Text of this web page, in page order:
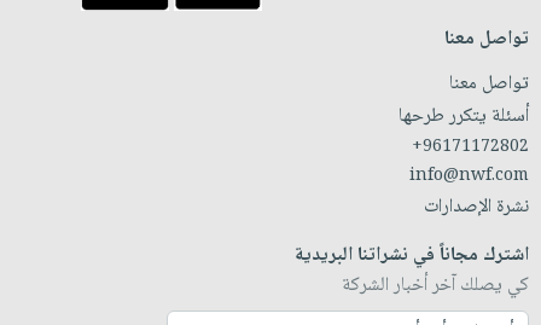
تواصل معنا
تواصل معنا
أسئلة يتكرر طرحها
+96171172802
info@nwf.com
نشرة الإصدارات
اشترك مجاناً في نشراتنا البريدية
كي يصلك آخر أخبار الشركة